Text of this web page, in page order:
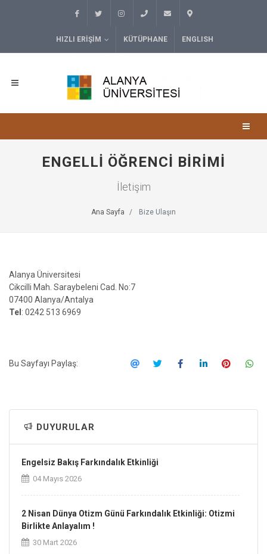
HIZLI ERIŞIM KÜTÜPHANE ENGLISH
ENGELLI ÖĞRENCI BIRIMI
İletişim
Ana Sayfa Bize Ulaşın
Alanya Üniversitesi
Cikcilli Mah. Saraybeleni Cad. No:7
07400 Alanya/Antalya
Tel : 0242 513 6969
Bu Sayfayı Paylaş:
DUYURULAR
Engelsiz Bakış Farkındalık Etkinliği
04 Mayıs 2026
2 Nisan Dünya Otizm Günü Farkındalık Etkinliği: Otizmi
Birlikte Anlayalım !
30 Mart 2026